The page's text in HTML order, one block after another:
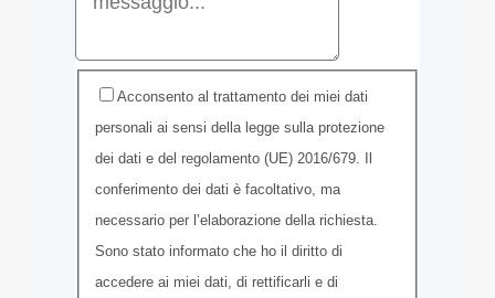
Acconsento al trattamento dei miei dati
personali ai sensi della legge sulla protezione
dei dati e del regolamento (UE) 2016/679. Il
conferimento dei dati è facoltativo, ma
necessario per l’elaborazione della richiesta.
Sono stato informato che ho il diritto di
accedere ai miei dati, di rettificarli e di